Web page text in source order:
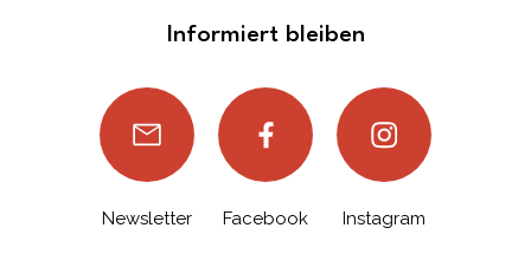
Informiert bleiben
Newsletter Facebook Instagram